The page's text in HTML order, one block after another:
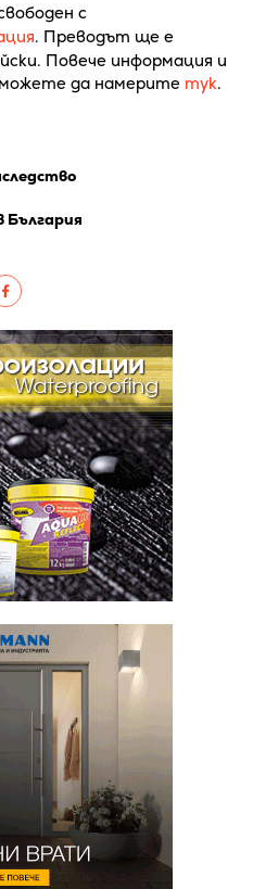
с
. Преводът ще е
Повече информация и
да намерите тук.